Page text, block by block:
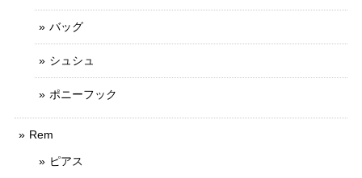
バッグ
シュシュ
ポニーフック
Rem
ピアス